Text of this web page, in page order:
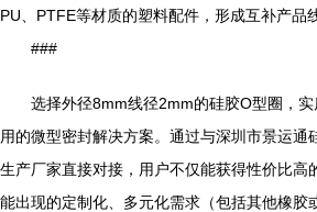
PU、PTFE等材质的塑料配件，形成互补产品线
###
选择外径8mm线径2mm的硅胶O型圈，
用的微型密封解决方案。通过与深圳市景运通
生产厂家直接对接，用户不仅能获得性价比高
能出现的定制化、多元化需求（包括其他橡胶